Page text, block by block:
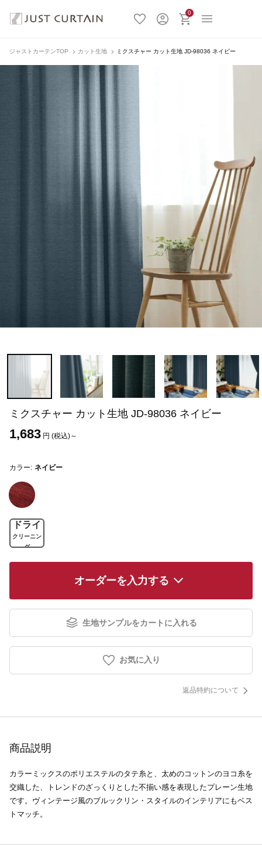
0
ジャストカーテンTOP カット生地 ミクスチャー カット生地 JD-98036 ネイビー
ミクスチャー カット生地 JD-98036 ネイビー
1,683 円 (税込)～
カラー: ネイビー
ドライ
クリーニン
グ
オーダーを入力する
生地サンプルをカートに入れる
お気に入り
返品特約について
商品説明
カラーミックスのポリエステルのタテ糸と、太めのコットンのヨコ糸を
交織した、トレンドのざっくりとした不揃い感を表現したプレーン生地
です。ヴィンテージ風のブルックリン・スタイルのインテリアにもベス
トマッチ。